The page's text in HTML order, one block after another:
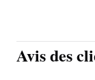
Avis des